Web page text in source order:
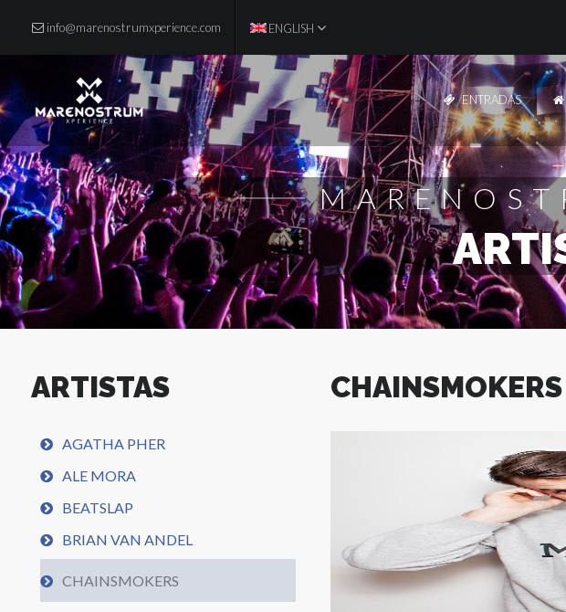
info@marenostrumxperience.com ENGLISH
ENTRADAS
Artistas
INFO DE CADA ARTISTA
Line Up
CARTEL COMPLETO
Multimedia
AFTERMOVIE Y ENTREVISTAS
Artistas
INFO DE CADA ARTISTA
Line Up
CARTEL COMPLETO
Multimedia
AFTERMOVIE Y ENTREVISTAS
AFTERMOVIE
ARTISTAS
AGATHA PHER
ALE MORA
BEATSLAP
BRIAN VAN ANDEL
CHAINSMOKERS
CHAINSMOKERS